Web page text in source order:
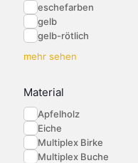
eschefarben
gelb
gelb-rötlich
mehr sehen
Material
Apfelholz
Eiche
Multiplex Birke
Multiplex Buche